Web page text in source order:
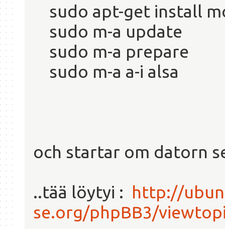
sudo apt-get install
sudo m-a update
sudo m-a prepare
sudo m-a a-i alsa
och startar om datorn
..tää löytyi : http://
se.org/phpBB3/